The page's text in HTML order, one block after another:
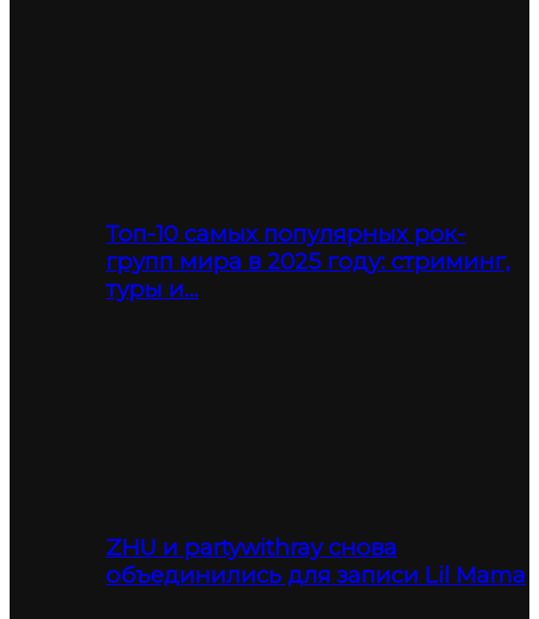
Топ-10 самых популярных рок-
групп мира в 2025 году: стриминг,
туры и…
ZHU и partywithray снова
объединились для записи Lil Mama